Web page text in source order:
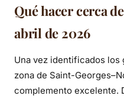
Qué hacer cerca
abril de 2026
Una vez identificados los
zona de Saint-
complemento excelente.